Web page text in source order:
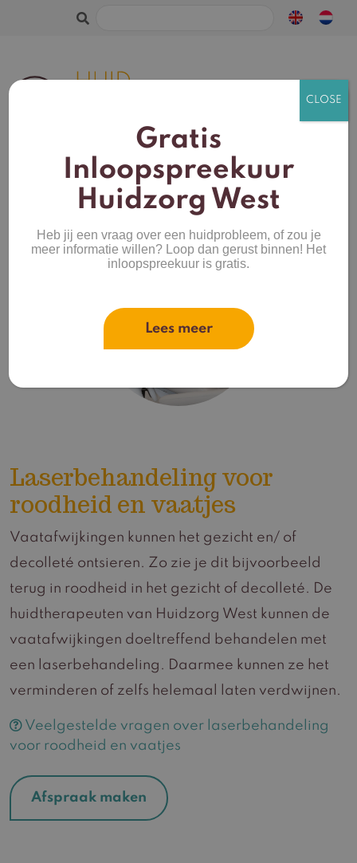
Zoeken
Verminder of
verwijder je
roodheid
Laserbehandeling voor
roodheid en vaatjes
Vaatafwijkingen kunnen het gezicht en/ of
decolleté ontsieren. Zo zie je dit bijvoorbeeld
terug in roodheid in het gezicht of decolleté. De
huidtherapeuten van Huidzorg West kunnen de
vaatafwijkingen doeltreffend behandelen met
een laserbehandeling. Daarmee kunnen ze het
verminderen of zelfs helemaal laten verdwijnen.
Veelgestelde vragen over laserbehandeling
voor roodheid en vaatjes
Afspraak maken
Gratis
Inloopspreekuur
Huidzorg West
Heb jij een vraag over een huidprobleem, of zou je
meer informatie willen? Loop dan gerust binnen! Het
inloopspreekuur is gratis.
Lees meer